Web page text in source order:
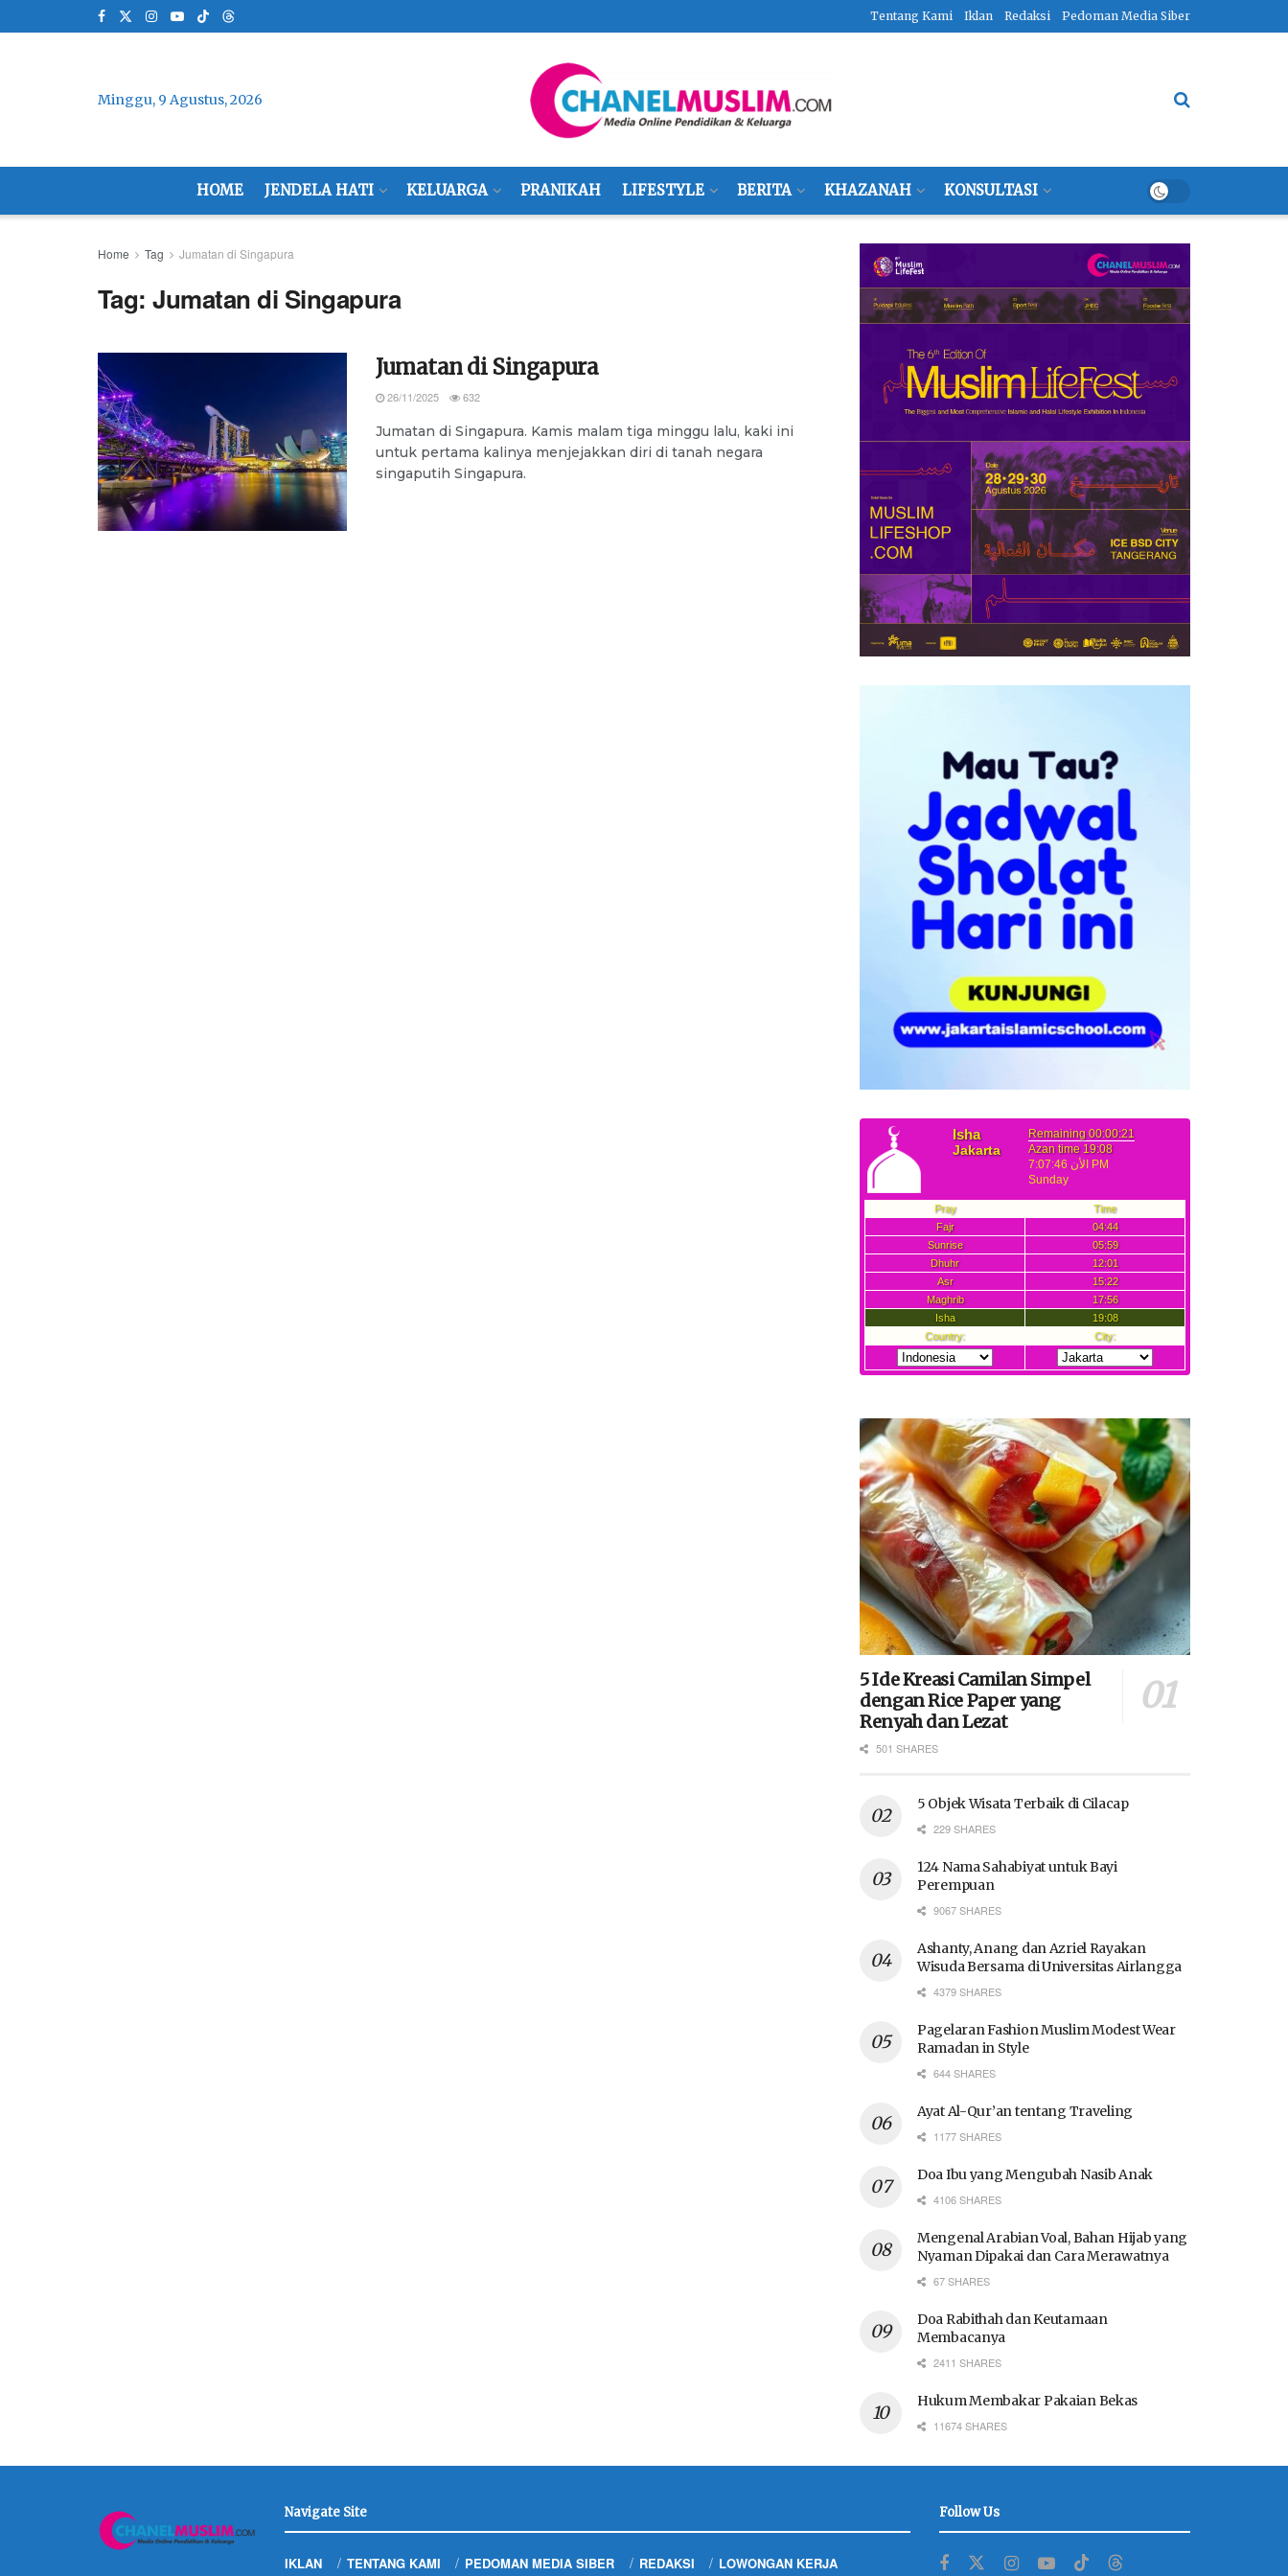
Tentang Kami Iklan Redaksi Pedoman Media Siber
Minggu, 9 Agustus, 2026
HOME JENDELA HATI KELUARGA PRANIKAH LIFESTYLE BERITA KHAZANAH KONSULTASI
Home Tag Jumatan di Singapura
Tag:Jumatan di Singapura
Jumatan di Singapura
26/11/2025 632
Jumatan di Singapura. Kamis malam tiga minggu lalu, kaki ini
untuk pertama kalinya menjejakkan diri di tanah negara
singaputih Singapura.
5 Ide Kreasi Camilan Simpel
dengan Rice Paper yang
Renyah dan Lezat
501 SHARES
5 Objek Wisata Terbaik di Cilacap
229 SHARES
124 Nama Sahabiyat untuk Bayi
Perempuan
9067 SHARES
Ashanty, Anang dan Azriel Rayakan
Wisuda Bersama di Universitas Airlangga
4379 SHARES
Pagelaran Fashion Muslim Modest Wear
Ramadan in Style
644 SHARES
Ayat Al-Qur’an tentang Traveling
1177 SHARES
Doa Ibu yang Mengubah Nasib Anak
4106 SHARES
Mengenal Arabian Voal, Bahan Hijab yang
Nyaman Dipakai dan Cara Merawatnya
67 SHARES
Doa Rabithah dan Keutamaan
Membacanya
2411 SHARES
Hukum Membakar Pakaian Bekas
11674 SHARES
Navigate Site
IKLAN TENTANG KAMI PEDOMAN MEDIA SIBER REDAKSI LOWONGAN KERJA
Follow Us